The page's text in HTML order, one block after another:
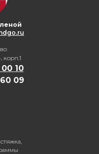
корп.1
10
09